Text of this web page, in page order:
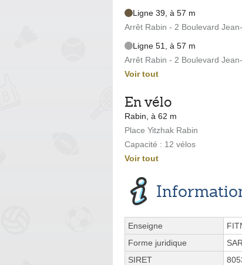
Ligne 39, à 57 m
Arrêt Rabin - 2 Boulevard
Ligne 51, à 57 m
Arrêt Rabin - 2 Boulevard
Voir tout
En vélo
Rabin, à 62 m
Place Yitzhak Rabin
Capacité : 12 vélos
Voir tout
Enseigne
Forme juridique
SIRET